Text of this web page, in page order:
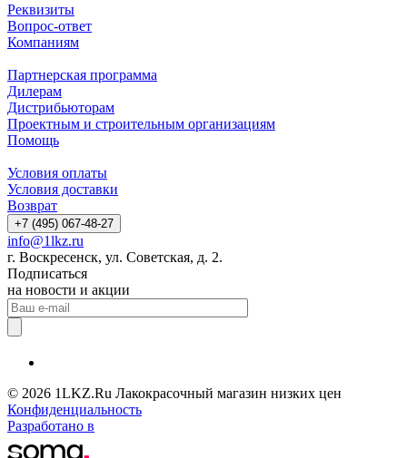
Реквизиты
Вопрос-ответ
Компаниям
Партнерская программа
Дилерам
Дистрибьюторам
Проектным и строительным организациям
Помощь
Условия оплаты
Условия доставки
Возврат
+7 (495) 067-48-27
info@1lkz.ru
г. Воскресенск, ул. Советская, д. 2.
Подписаться
на новости и акции
© 2026 1LKZ.Ru Лакокрасочный магазин низких цен
Конфиденциальность
Разработано в